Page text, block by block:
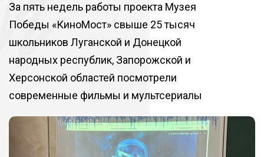
За пять недель работы проекта Музея
Победы «КиноМост» свыше 25 тысяч
школьников Луганской и Донецкой
народных республик, Запорожской и
Херсонской областей посмотрели
современные фильмы и мультсериалы